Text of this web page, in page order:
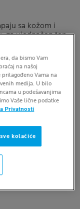
sa kožom i
za ujednačen ten
dobijenom
da bismo Vam
na našoj
Vama na
medija. U bilo
u podešavanjima
Vaše lične podatke
Privatnosti
kolačiće